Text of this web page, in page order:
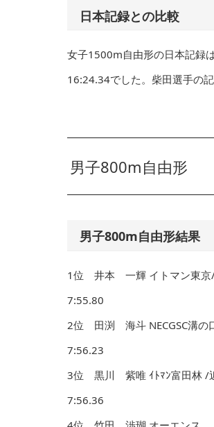
日本記録との比較
女子1500m自由形の日本記録
16:24.34でした。柴田選手の
男子800m自由形
男子800m自由形結果
1位 井本 一輝 イトマン東京
7:55.80
2位 田渕 海斗 NECGSC溝の
7:56.23
3位 黒川 紫唯 ｲﾄﾏﾝ富田林 /
7:56.36